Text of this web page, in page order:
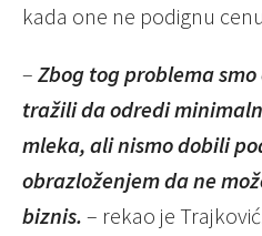
kada one ne podignu
– Zbog tog problema
tražili da odredi
mleka, ali nismo dobili
obrazloženjem da ne
biznis. – rekao je